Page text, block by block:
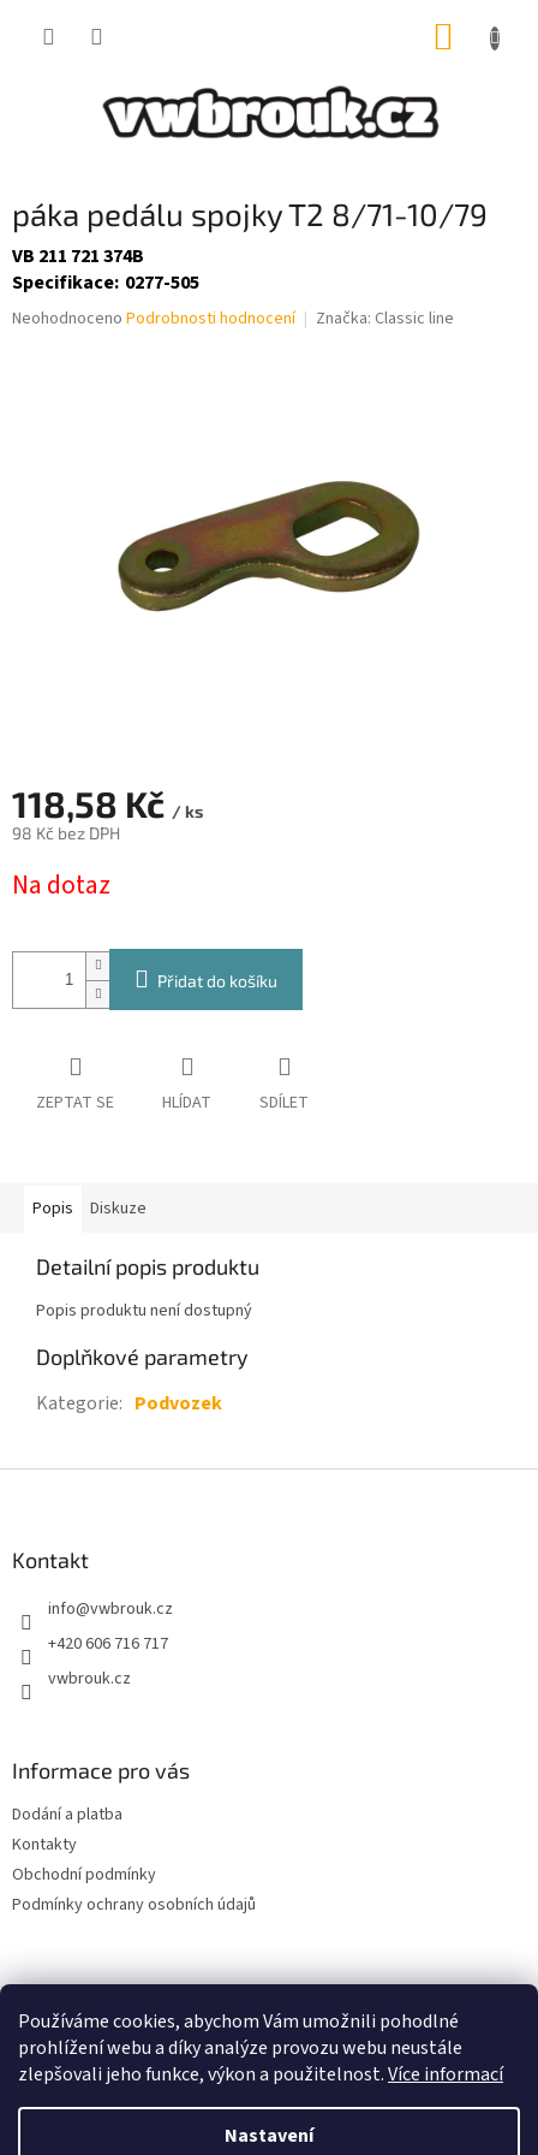
Používáme cookies, abychom Vám umožnili pohodlné
prohlížení webu a díky analýze provozu webu neustále
zlepšovali jeho funkce, výkon a použitelnost.Více informací
Nastavení
páka pedálu spojky T2 8/71-10/79
VB 211 721 374B
Specifikace: 0277-505
Průměrné
Neohodnoceno Podrobnosti hodnocení Značka: Classic line
118,58 Kč / ks
98 Kč bez DPH
cena:
Na dotaz
Přidat do košíku
ZEPTAT SE HLÍDAT SDÍLET
Popis Diskuze
Detailní popis produktu
Popis produktu není dostupný
Doplňkové parametry
Kategorie: Podvozek
Kontakt
info@vwbrouk.cz
+420 606 716 717
vwbrouk.cz
Informace pro vás
Dodání a platba
Kontakty
Obchodní podmínky
Podmínky ochrany osobních údajů
Vytvořil Shoptet